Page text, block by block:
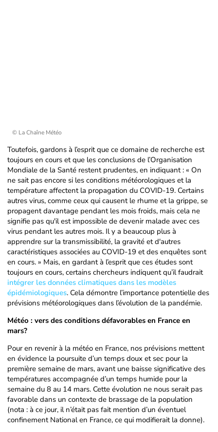
© La Chaîne Météo
Toutefois, gardons à l’esprit que ce domaine de recherche est
toujours en cours et que les conclusions de l’Organisation
Mondiale de la Santé restent prudentes, en indiquant : « On
ne sait pas encore si les conditions météorologiques et la
température affectent la propagation du COVID-19. Certains
autres virus, comme ceux qui causent le rhume et la grippe, se
propagent davantage pendant les mois froids, mais cela ne
signifie pas qu'il est impossible de devenir malade avec ces
virus pendant les autres mois. Il y a beaucoup plus à
apprendre sur la transmissibilité, la gravité et d'autres
caractéristiques associées au COVID-19 et des enquêtes sont
en cours. » Mais, en gardant à l’esprit que ces études sont
toujours en cours, certains chercheurs indiquent qu’il faudrait
intégrer les données climatiques dans les modèles
épidémiologiques. Cela démontre l’importance potentielle des
prévisions météorologiques dans l’évolution de la pandémie.
Météo : vers des conditions défavorables en France en
mars?
Pour en revenir à la météo en France, nos prévisions mettent
en évidence la poursuite d’un temps doux et sec pour la
première semaine de mars, avant une baisse significative des
températures accompagnée d’un temps humide pour la
semaine du 8 au 14 mars. Cette évolution ne nous serait pas
favorable dans un contexte de brassage de la population
(nota : à ce jour, il n’était pas fait mention d’un éventuel
confinement National en France, ce qui modifierait la donne).